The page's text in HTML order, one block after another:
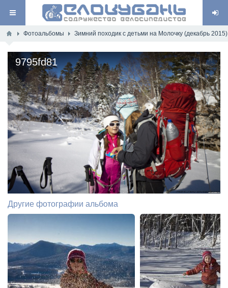
Фотоальбомы Зимний походик с детьми на Молочку (декабрь 2015)
9795fd81
Другие фотографии альбома